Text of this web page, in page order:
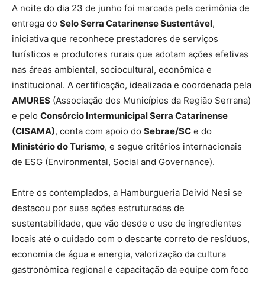
A noite do dia 23 de junho foi marcada pela cerimônia de
entrega do Selo Serra Catarinense Sustentável,
iniciativa que reconhece prestadores de serviços
turísticos e produtores rurais que adotam ações efetivas
nas áreas ambiental, sociocultural, econômica e
institucional. A certificação, idealizada e coordenada pela
AMURES (Associação dos Municípios da Região Serrana)
e pelo Consórcio Intermunicipal Serra Catarinense
(CISAMA), conta com apoio do Sebrae/SC e do
Ministério do Turismo, e segue critérios internacionais
de ESG (Environmental, Social and Governance).
Entre os contemplados, a Hamburgueria Deivid Nesi se
destacou por suas ações estruturadas de
sustentabilidade, que vão desde o uso de ingredientes
locais até o cuidado com o descarte correto de resíduos,
economia de água e energia, valorização da cultura
gastronômica regional e capacitação da equipe com foco